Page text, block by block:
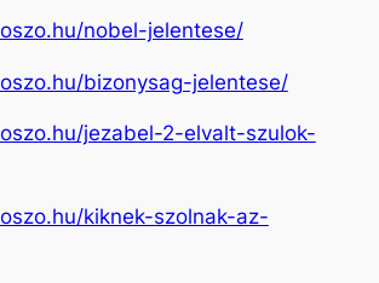
nobel-jelentese/
bizonysag-jelentese/
jezabel-2-elvalt-szulok-
kiknek-szolnak-az-